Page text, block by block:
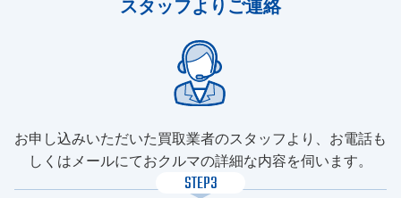
スタッフよりご連絡
お申し込みいただいた買取業者のスタッフより、お電話も
しくはメールにておクルマの詳細な内容を伺います。
STEP3